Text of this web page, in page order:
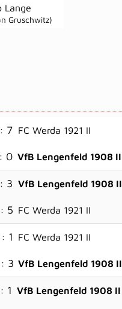
Lange
Gruschwitz)
7 FC Werda 1921 II
0 VfB Lengenfeld 1908 II
3 VfB Lengenfeld 1908 II
5 FC Werda 1921 II
1 FC Werda 1921 II
3 VfB Lengenfeld 1908 II
1 VfB Lengenfeld 1908 II